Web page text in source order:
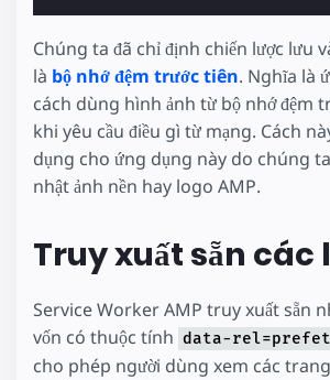
Chúng ta đã chỉ định chiến lược lưu
là bộ nhớ đệm trước tiên. Nghĩa là
cách dùng hình ảnh từ bộ nhớ đệm
khi yêu cầu điều gì từ mạng. Cách
dụng cho ứng dụng này do chúng
nhật ảnh nền hay logo AMP.
Truy xuất sẵn các
Service Worker AMP truy xuất sẵn
vốn có thuộc tính data-
cho phép người dùng xem các